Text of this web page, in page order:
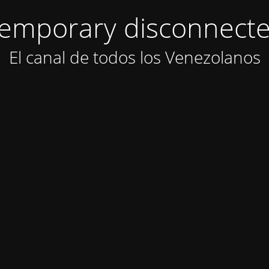
El canal de todos los Venezolanos